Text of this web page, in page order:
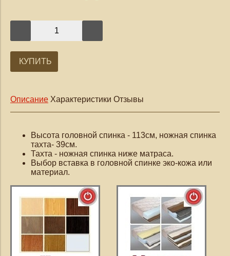
КУПИТЬ
Описание Характеристики Отзывы
Высота головной спинка - 113см, ножная спинка
тахта- 39см.
Тахта - ножная спинка ниже матраса.
Выбор вставка в головной спинке эко-кожа или
материал.